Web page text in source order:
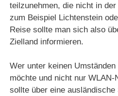
teilzunehmen, die nicht in
zum Beispiel Lichtenstein
Reise sollte man sich also
Zielland informieren.
Wer unter keinen
möchte und nicht nur
sollte über eine